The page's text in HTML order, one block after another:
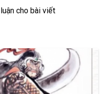
cho bài viết